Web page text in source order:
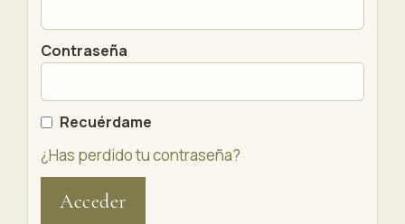
Contraseña
Recuérdame
¿Has perdido tu contraseña?